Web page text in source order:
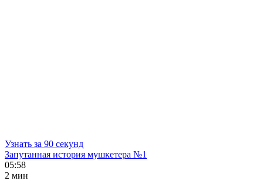
Узнать за 90 секунд
Запутанная история мушкетера №1
05:58
2 мин